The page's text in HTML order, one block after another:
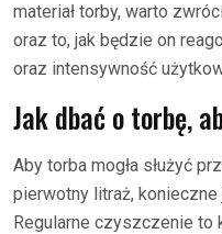
materiał torby, warto
oraz to, jak będzie on
oraz intensywność
Jak dbać o torbę,
Aby torba mogła służyć
pierwotny litraż,
Regularne czyszczenie to